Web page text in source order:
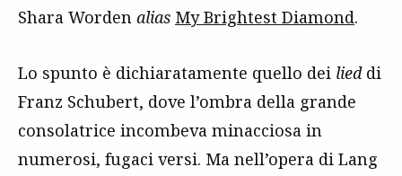
Shara Worden alias My Brightest Diamond.
Lo spunto è dichiaratamente quello dei lieddi
Franz Schubert, dove l’ombra della grande
consolatrice incombeva minacciosa in
numerosi, fugaci versi. Ma nell’opera di Lang